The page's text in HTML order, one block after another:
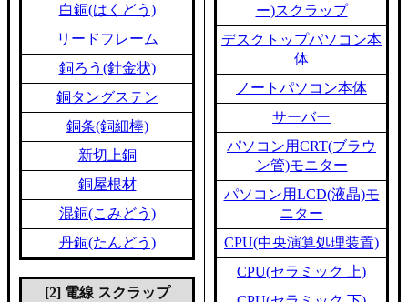
白銅(はくどう)
リードフレーム
銅ろう(針金状)
銅タングステン
銅条(銅細棒)
新切上銅
銅屋根材
混銅(こみどう)
丹銅(たんどう)
[2] 電線 スクラップ
ー)スクラップ
デスクトップパソコン本
体
ノートパソコン本体
サーバー
パソコン用CRT(ブラウ
ン管)モニター
パソコン用LCD(液晶)モ
ニター
CPU(中央演算処理装置)
CPU(セラミック 上)